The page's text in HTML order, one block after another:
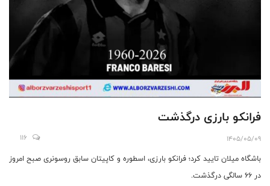
فرانکو بارزی درگذشت
1405/05/09
116
باشگاه میلان تایید کرد؛ فرانکو بارزی، اسطوره و کاپیتان سابق روسونری صبح امروز
در ۶۶ سالگی درگذشت.